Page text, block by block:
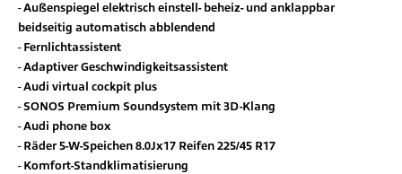
Außenspiegel elektrisch einstell- beheiz- und anklappbar
beidseitig automatisch abblendend
Fernlichtassistent
Adaptiver Geschwindigkeitsassistent
Audi virtual cockpit plus
SONOS Premium Soundsystem mit 3D-Klang
Audi phone box
Räder 5-W-Speichen 8.0Jx17 Reifen 225/45 R17
Komfort-Standklimatisierung